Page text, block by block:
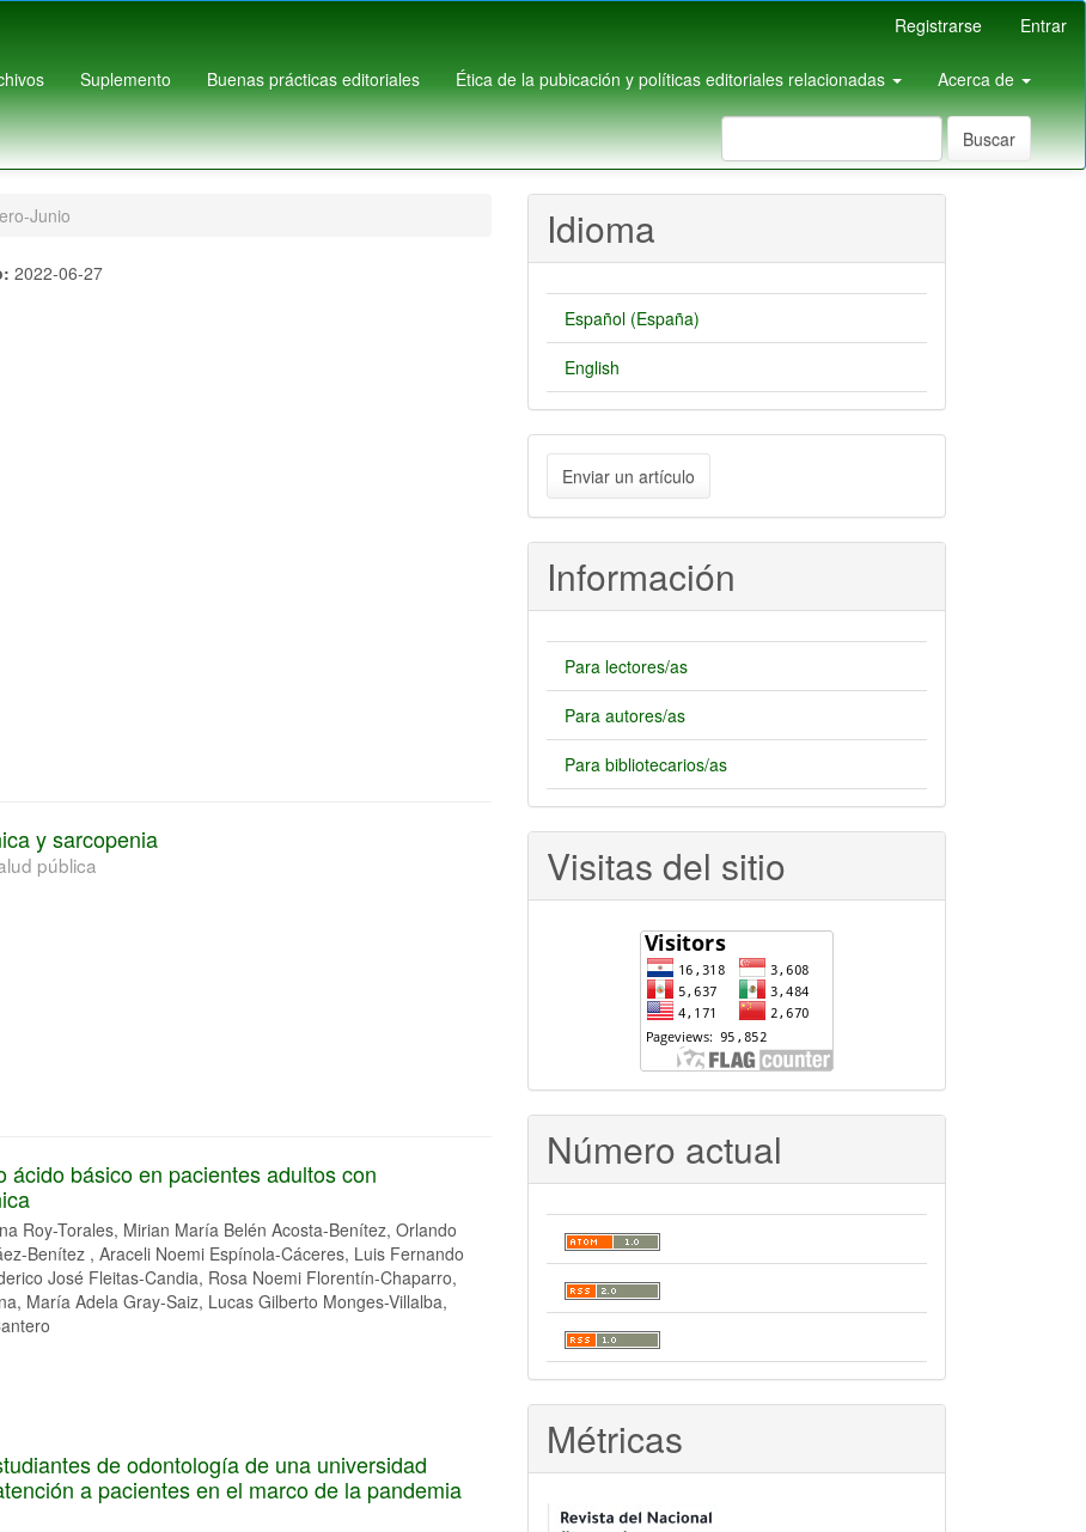
Registrarse Entrar
Suplemento Buenas prácticas editoriales Ética de la pubicación y políticas editoriales relacionadas Acerca de
Buscar
Junio
2022-06-27
y sarcopenia
pública
ácido básico en pacientes adultos con
Roy-Torales, Mirian María Belén Acosta-Benítez, Orlando
Benítez , Araceli Noemi Espínola-Cáceres, Luis Fernando
José Fleitas-Candia, Rosa Noemi Florentín-Chaparro,
María Adela Gray-Saiz, Lucas Gilberto Monges-Villalba,
de odontología de una universidad
a pacientes en el marco de la pandemia
Idioma
Español (España)
English
Enviar
un
artículo
Enviar un artículo
Información
Para lectores/as
Para autores/as
Para bibliotecarios/as
Visitas del sitio
Número actual
Métricas